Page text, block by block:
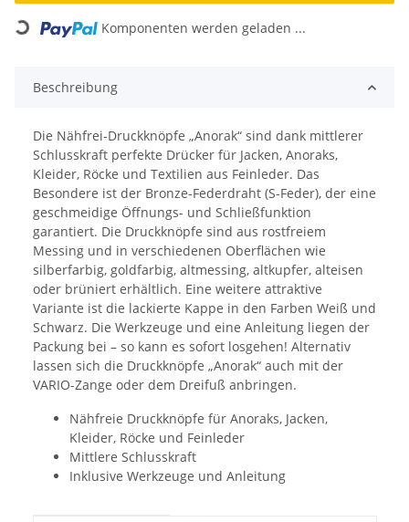
Loading... Komponenten werden geladen ...
Beschreibung
Die Nähfrei-Druckknöpfe „Anorak“ sind dank mittlerer
Schlusskraft perfekte Drücker für Jacken, Anoraks,
Kleider, Röcke und Textilien aus Feinleder. Das
Besondere ist der Bronze-Federdraht (S-Feder), der eine
geschmeidige Öffnungs- und Schließfunktion
garantiert. Die Druckknöpfe sind aus rostfreiem
Messing und in verschiedenen Oberflächen wie
silberfarbig, goldfarbig, altmessing, altkupfer, alteisen
oder brüniert erhältlich. Eine weitere attraktive
Variante ist die lackierte Kappe in den Farben Weiß und
Schwarz. Die Werkzeuge und eine Anleitung liegen der
Packung bei – so kann es sofort losgehen! Alternativ
lassen sich die Druckknöpfe „Anorak“ auch mit der
VARIO-Zange oder dem Dreifuß anbringen.
Nähfreie Druckknöpfe für Anoraks, Jacken,
Kleider, Röcke und Feinleder
Mittlere Schlusskraft
Inklusive Werkzeuge und Anleitung